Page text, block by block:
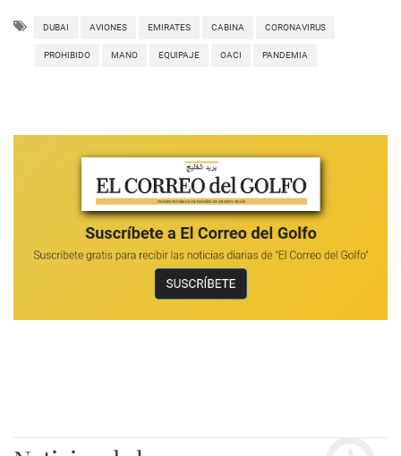
DUBAI AVIONES EMIRATES CABINA CORONAVIRUS
PROHIBIDO MANO EQUIPAJE OACI PANDEMIA